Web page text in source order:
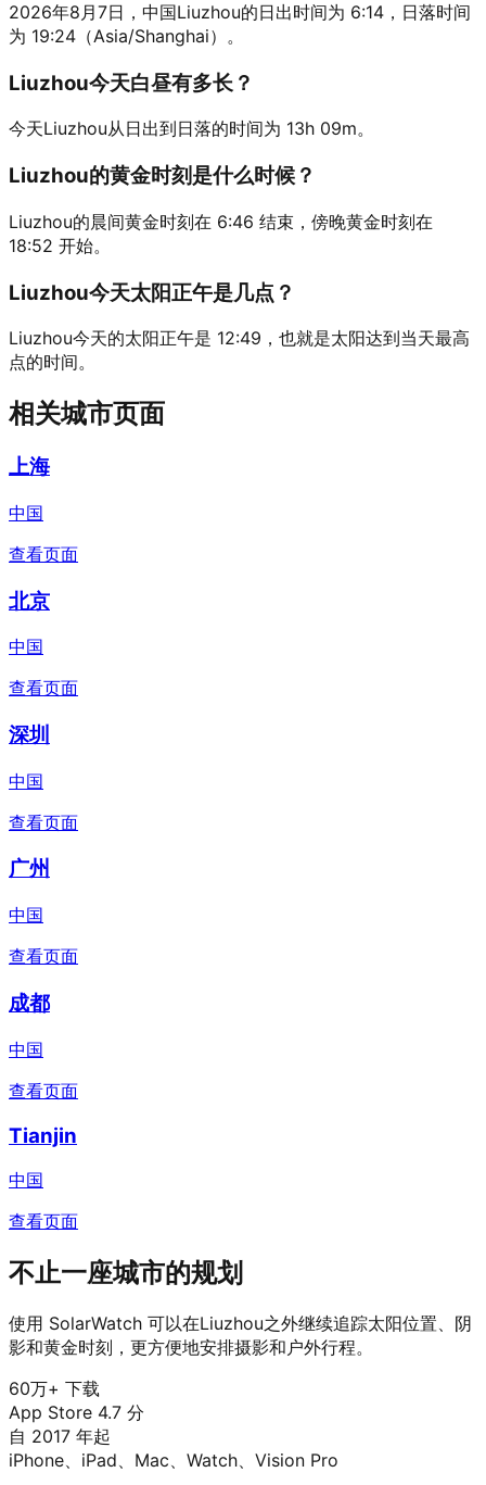
2026年8月7日，中国Liuzhou的日出时间为 6:14，日落时间
为 19:24（Asia/Shanghai）。
Liuzhou今天白昼有多长？
今天Liuzhou从日出到日落的时间为 13h 09m。
Liuzhou的黄金时刻是什么时候？
Liuzhou的晨间黄金时刻在 6:46 结束，傍晚黄金时刻在
18:52 开始。
Liuzhou今天太阳正午是几点？
Liuzhou今天的太阳正午是 12:49，也就是太阳达到当天最高
点的时间。
相关城市页面
上海
中国
查看页面
北京
中国
查看页面
深圳
中国
查看页面
广州
中国
查看页面
成都
中国
查看页面
Tianjin
中国
查看页面
不止一座城市的规划
使用 SolarWatch 可以在Liuzhou之外继续追踪太阳位置、阴
影和黄金时刻，更方便地安排摄影和户外行程。
60万+ 下载
App Store 4.7 分
自 2017 年起
iPhone、iPad、Mac、Watch、Vision Pro